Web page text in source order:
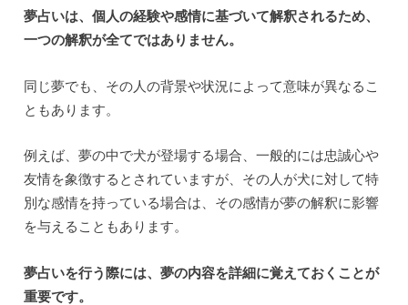
夢占いは、個人の経験や感情に基づいて解釈されるため、
一つの解釈が全てではありません。
同じ夢でも、その人の背景や状況によって意味が異なるこ
ともあります。
例えば、夢の中で犬が登場する場合、一般的には忠誠心や
友情を象徴するとされていますが、その人が犬に対して特
別な感情を持っている場合は、その感情が夢の解釈に影響
を与えることもあります。
夢占いを行う際には、夢の内容を詳細に覚えておくことが
重要です。